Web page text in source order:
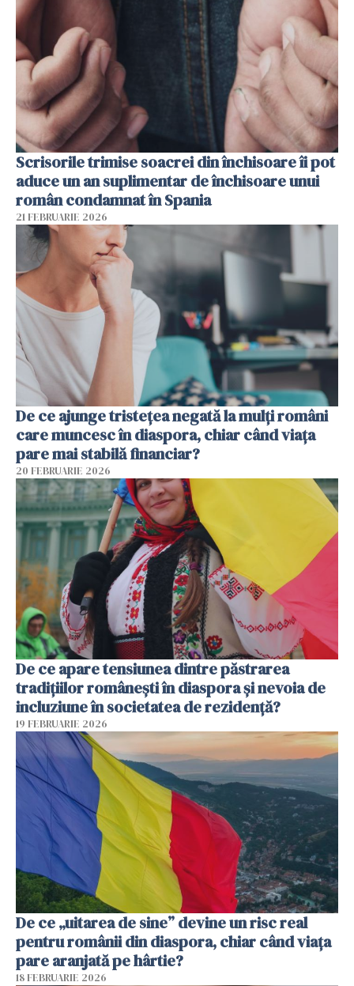
Scrisorile trimise soacrei din închisoare îi pot
aduce un an suplimentar de închisoare unui
român condamnat în Spania
21 FEBRUARIE 2026
De ce ajunge tristețea negată la mulți români
care muncesc în diaspora, chiar când viața
pare mai stabilă financiar?
20 FEBRUARIE 2026
De ce apare tensiunea dintre păstrarea
tradițiilor românești în diaspora și nevoia de
incluziune în societatea de rezidență?
19 FEBRUARIE 2026
De ce „uitarea de sine” devine un risc real
pentru românii din diaspora, chiar când viața
pare aranjată pe hârtie?
18 FEBRUARIE 2026